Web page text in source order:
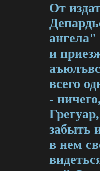
От
и
всего
-
забыть
в нем